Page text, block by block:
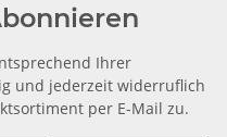
Ihrer
und jederzeit widerruflich
per E-Mail zu.